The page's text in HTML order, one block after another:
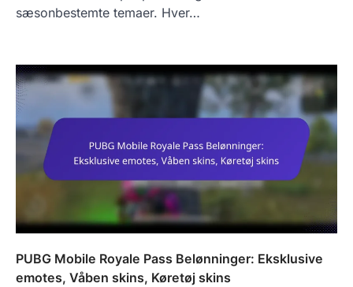
sæsonbestemte temaer. Hver…
PUBG Mobile Royale Pass Belønninger: Eksklusive
emotes, Våben skins, Køretøj skins